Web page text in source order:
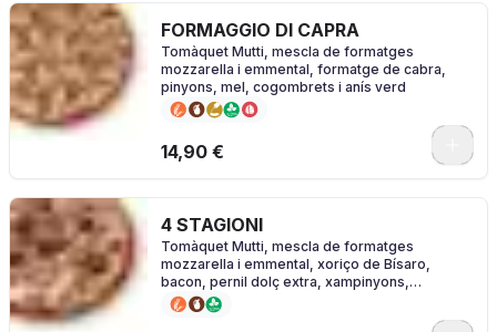
FORMAGGIO DI CAPRA
Tomàquet Mutti, mescla de formatges
mozzarella i emmental, formatge de cabra,
pinyons, mel, cogombrets i anís verd
14,90 €
4 STAGIONI
Tomàquet Mutti, mescla de formatges
mozzarella i emmental, xoriço de Bísaro,
bacon, pernil dolç extra, xampinyons,
carxofes, olives i orenga.